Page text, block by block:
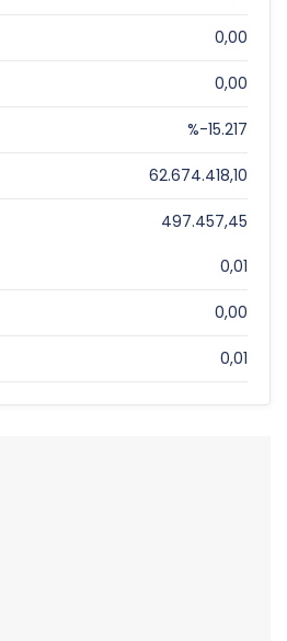
0,00
0,00
%-15.217
62.674.418,10
497.457,45
0,01
0,00
0,01